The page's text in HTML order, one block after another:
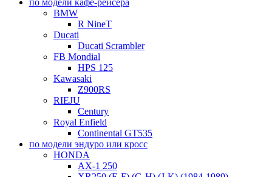
по модели кафе-рейсера
BMW
R NineT
Ducati
Ducati Scrambler
FB Mondial
HPS 125
Kawasaki
Z900RS
RIEJU
Century
Royal Enfield
Continental GT535
по модели эндуро или кросс
HONDA
AX-1 250